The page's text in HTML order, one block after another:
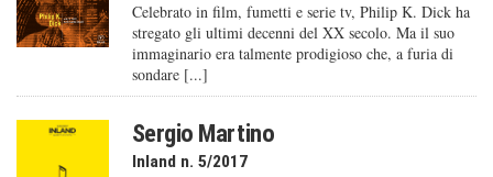
Celebrato in film, fumetti e serie tv, Philip K. Dick ha
stregato gli ultimi decenni del XX secolo. Ma il suo
immaginario era talmente prodigioso che, a furia di
sondare [...]
Sergio Martino
Inland n. 5/2017